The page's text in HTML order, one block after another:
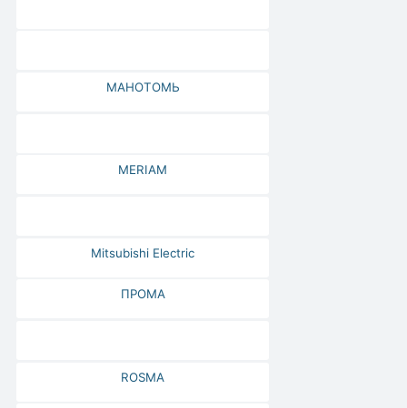
МАНОТОМЬ
MERIAM
Mitsubishi Electric
ПРОМА
ROSMA